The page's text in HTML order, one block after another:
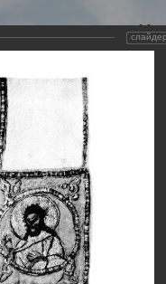
и
благословлению
и Холмогорского
Вопрос-
слайдер